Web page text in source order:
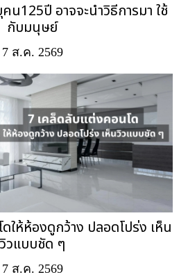
น125ปี อาจจะนำวิธีการมา ใช้
กับมนุษย์
7 ส.ค. 2569
ให้ห้องดูกว้าง ปลอดโปร่ง เห็น
วิวแบบชัด ๆ
7 ส.ค. 2569